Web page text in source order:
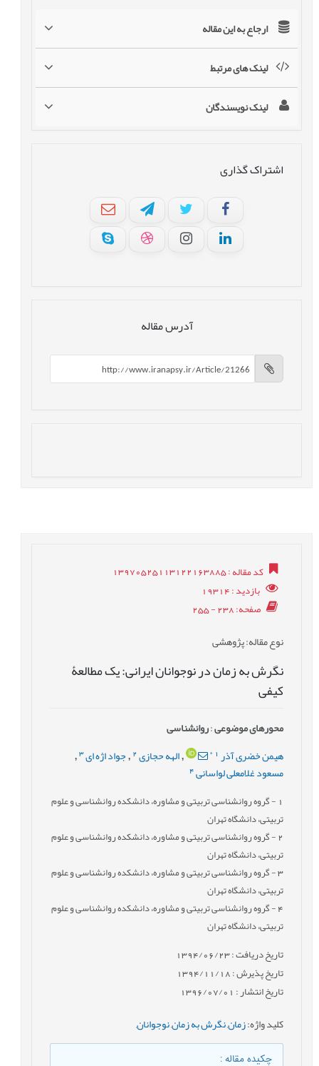
ارجاع به این مقاله
لینک های مرتبط
لینک نویسندگان
اشتراک گذاری
آدرس مقاله
کد مقاله: 13970525113122163885
بازدید: 19314
صفحه: 238 - 255
نوع مقاله: پژوهشی
نگرش به زمان در نوجوانان ایرانی: یک مطالعۀ
کیفی
محورهای موضوعی:روانشناسی
هیمن خضری آذر *
,الهه حجازی 2
, جواد اژه ای 3
,
مسعود غلامعلی لواسانی 4
- گروه روانشناسی تربیتی و مشاوره، دانشکده روانشناسی و علوم
تربیتی، دانشگاه تهران
2- گروه روانشناسی تربیتی و مشاوره، دانشکده روانشناسی و علوم
تربیتی، دانشگاه تهران
3- گروه روانشناسی تربیتی و مشاوره، دانشکده روانشناسی و علوم
تربیتی، دانشگاه تهران
4- گروه روانشناسی تربیتی و مشاوره، دانشکده روانشناسی و علوم
تربیتی، دانشگاه تهران
تاریخ دریافت : 1394/06/23
تاریخ پذیرش : 1394/11/18
تاریخ انتشار : 1396/07/01
کلید واژه:زمان,نگرش به زمان,نوجوانان,
چکیده مقاله: